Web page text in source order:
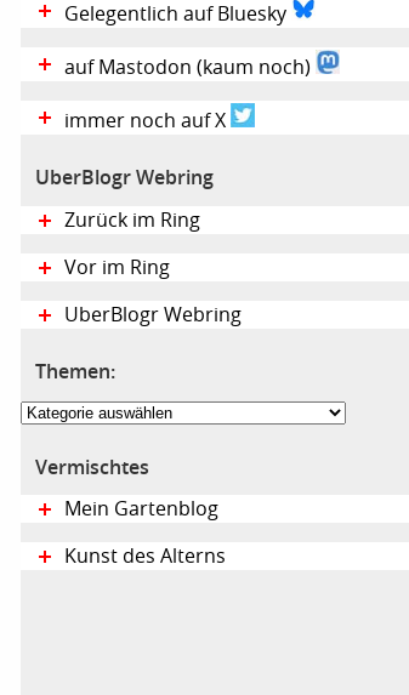
Gelegentlich auf Bluesky
auf Mastodon (kaum noch)
immer noch auf X
UberBlogr Webring
Zurück im Ring
Vor im Ring
UberBlogr Webring
Themen:
Themen:
Vermischtes
Mein Gartenblog
Kunst des Alterns